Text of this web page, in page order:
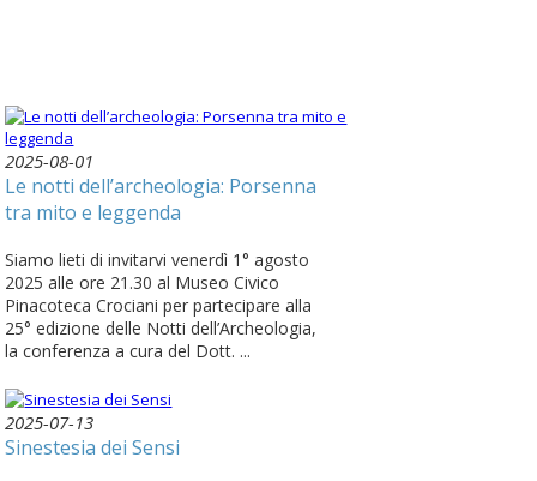
2025-08-01
Le notti dell’archeologia: Porsenna
tra mito e leggenda
Siamo lieti di invitarvi venerdì 1° agosto
2025 alle ore 21.30 al Museo Civico
Pinacoteca Crociani per partecipare alla
25° edizione delle Notti dell’Archeologia,
la conferenza a cura del Dott. ...
2025-07-13
Sinestesia dei Sensi